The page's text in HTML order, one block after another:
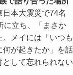
本大震災で74名
に立ち、「まさか
メイには「いつも
が起きたか」を話
として忘れられない